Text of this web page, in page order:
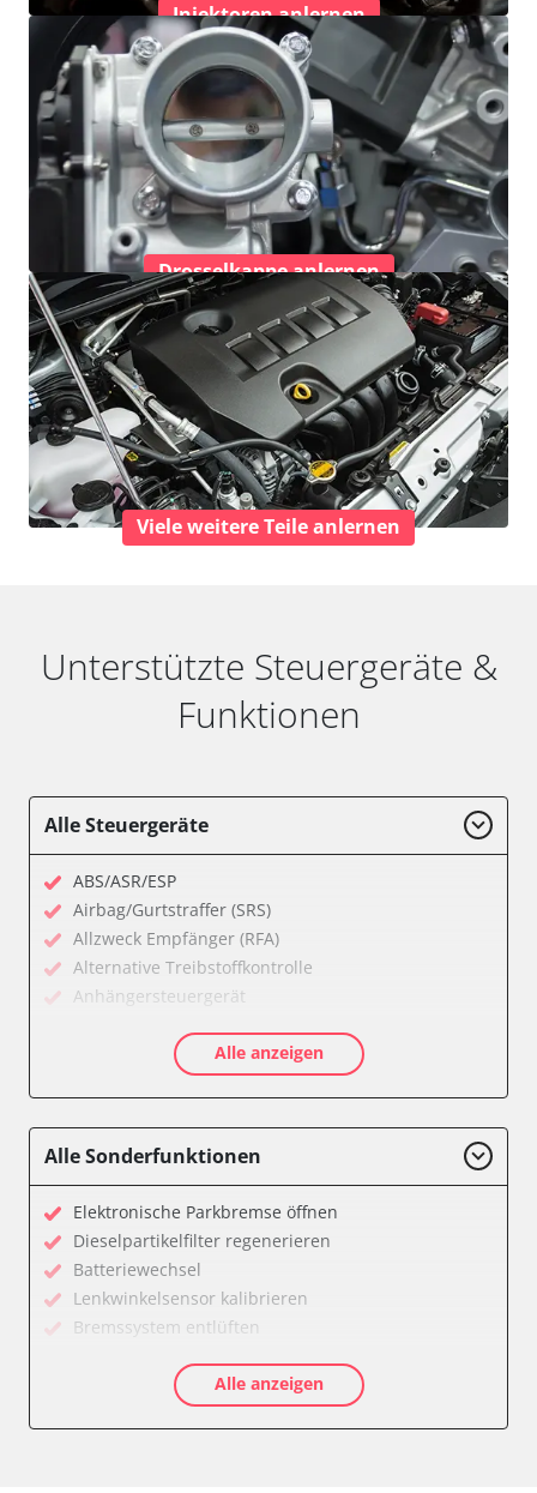
Injektoren anlernen
Drosselkappe anlernen
Viele weitere Teile anlernen
Unterstützte Steuergeräte &
Funktionen
Alle Steuergeräte
ABS/ASR/ESP
Airbag/Gurtstraffer (SRS)
Allzweck Empfänger (RFA)
Alternative Treibstoffkontrolle
Anhängersteuergerät
Diesel Additiv-System
Getriebesteuerung
Informationsanzeige vorne (FDIM)
Klimaanlage
Kombiinstrument
Lenkradwinkel-Sensor
Leuchtweitenregulierung (LWR)
Motorsteuerung (EMS)
Schlüssellose Fernbedienung
Seitenhinderniserkennung links (SODL)
Alle anzeigen
Alle Sonderfunktionen
Elektronische Parkbremse öffnen
Dieselpartikelfilter regenerieren
Batteriewechsel
Lenkwinkelsensor kalibrieren
Bremssystem entlüften
AGR Ventil anlernen
Luftmassenmesser anlernen
Alle anzeigen